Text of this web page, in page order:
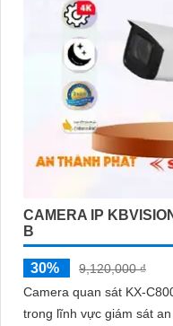
CAMERA IP
B
30%
9,120,000 ₫
Camera quan sát KX-
trong lĩnh vực giám sát an ninh. Với độ phân